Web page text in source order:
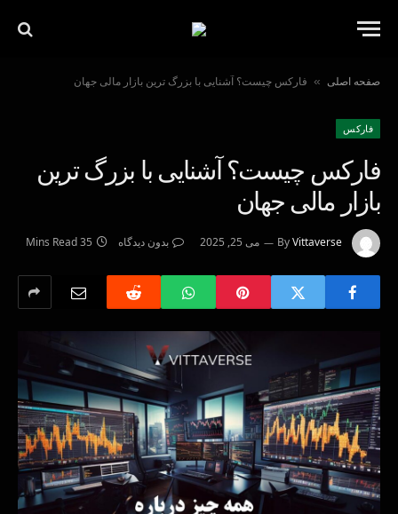
صفحه اصلی » فارکس چیست؟ آشنایی با بزرگ ترین بازار مالی جهان
فاركس
فارکس چیست؟ آشنایی با بزرگ ترین
بازار مالی جهان
ByVittaverse می 25, 2025 بدون دیدگاه 35 Mins Read